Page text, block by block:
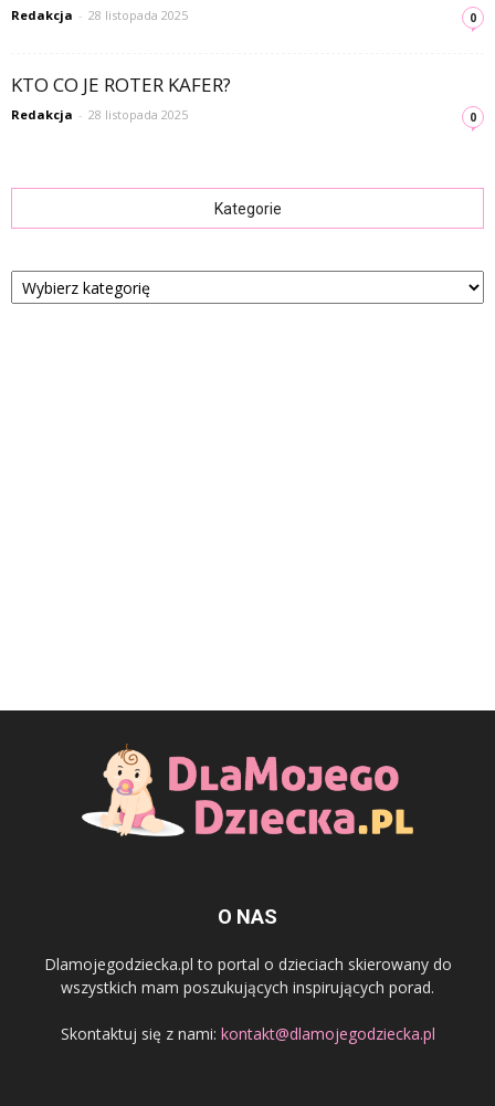
Redakcja - 28 listopada 2025 0
KTO CO JE ROTER KAFER?
Redakcja - 28 listopada 2025 0
Kategorie
Kategorie
O NAS
Dlamojegodziecka.pl to portal o dzieciach skierowany do
wszystkich mam poszukujących inspirujących porad.
Skontaktuj się z nami: kontakt@dlamojegodziecka.pl